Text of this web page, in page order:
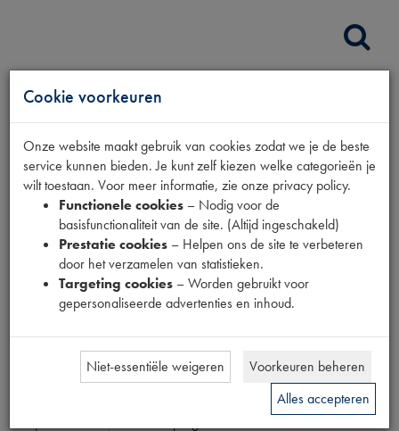
BOLLAMP 6V 18/5W
Productnummer
6880139
EAN code
5412096198748
2,70 (€2,23excl. btw)
Cookie voorkeuren
Onze website maakt gebruik van cookies zodat we je de beste
service kunnen bieden. Je kunt zelf kiezen welke categorieën je
wilt toestaan. Voor meer informatie, zie onze privacy policy.
Functionele cookies – Nodig voor de
basisfunctionaliteit van de site. (Altijd ingeschakeld)
Prestatie cookies – Helpen ons de site te verbeteren
door het verzamelen van statistieken.
Targeting cookies – Worden gebruikt voor
gepersonaliseerde advertenties en inhoud.
Niet-essentiële weigeren
Voorkeuren beheren
Alles accepteren